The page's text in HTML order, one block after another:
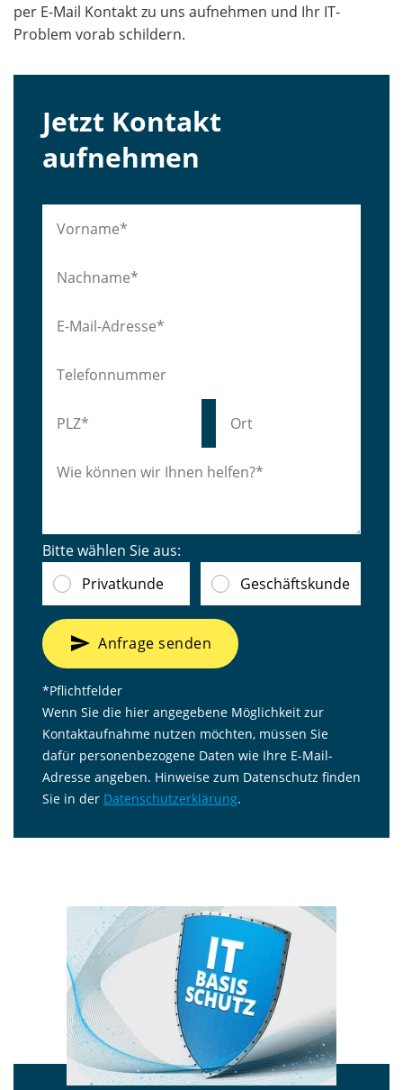
per E-Mail Kontakt zu uns aufnehmen und Ihr IT-
Problem vorab schildern.
Jetzt Kontakt
aufnehmen
Bitte wählen Sie aus:
Privatkunde
Geschäftskunde
send Anfrage senden
*Pflichtfelder
Wenn Sie die hier angegebene Möglichkeit zur
Kontaktaufnahme nutzen möchten, müssen Sie
dafür personenbezogene Daten wie Ihre E-Mail-
Adresse angeben. Hinweise zum Datenschutz finden
Sie in der Datenschutzerklärung.